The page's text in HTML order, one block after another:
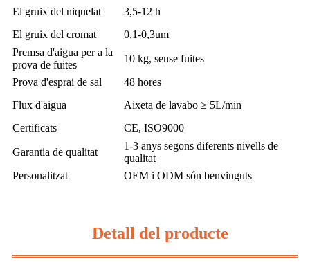
El gruix del niquelat
3,5-12 h
El gruix del cromat
0,1-0,3um
Premsa d'aigua per a la
prova de fuites
10 kg, sense fuites
Prova d'esprai de sal
48 hores
Flux d'aigua
Aixeta de lavabo ≥ 5L/min
Certificats
CE, ISO9000
Garantia de qualitat
1-3 anys segons diferents nivells de
qualitat
Personalitzat
OEM i ODM són benvinguts
Detall del producte